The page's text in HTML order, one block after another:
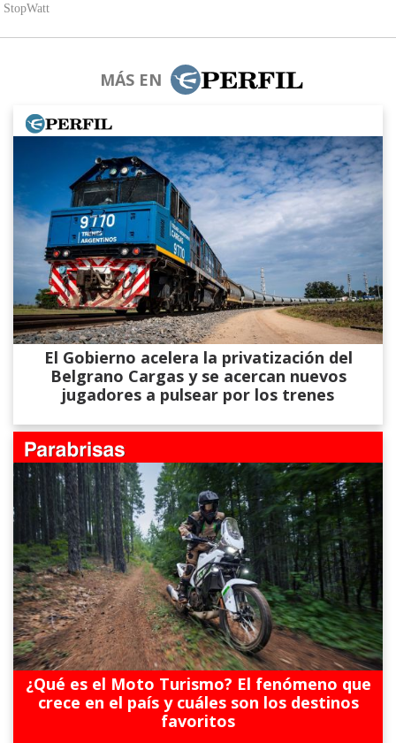
MÁS EN
El Gobierno acelera la privatización del
Belgrano Cargas y se acercan nuevos
jugadores a pulsear por los trenes
¿Qué es el Moto Turismo? El fenómeno que
crece en el país y cuáles son los destinos
favoritos